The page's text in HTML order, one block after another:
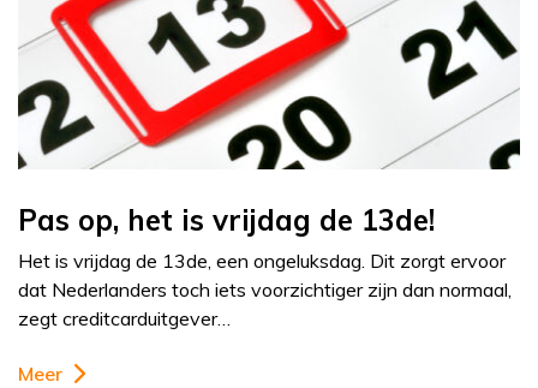
Pas op, het is vrijdag de 13de!
Het is vrijdag de 13de, een ongeluksdag. Dit zorgt ervoor
dat Nederlanders toch iets voorzichtiger zijn dan normaal,
zegt creditcarduitgever…
Meer